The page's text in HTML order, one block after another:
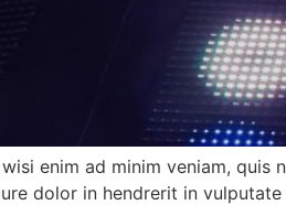
enim ad minim veniam,
dolor in hendrerit in